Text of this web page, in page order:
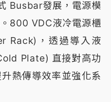
Busbar發展，電源模
800 VDC液冷電源櫃
Rack)，透過導入液
Plate) 直接對高功
熱傳導效率並強化系